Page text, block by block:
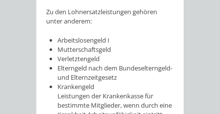
Zu den Lohnersatzleistungen gehören
unter anderem:
Arbeitslosengeld I
Mutterschaftsgeld
Verletztengeld
Elterngeld nach dem Bundeselterngeld-
und Elternzeitgesetz
Krankengeld
Leistungen der Krankenkasse für
bestimmte Mitglieder, wenn durch eine